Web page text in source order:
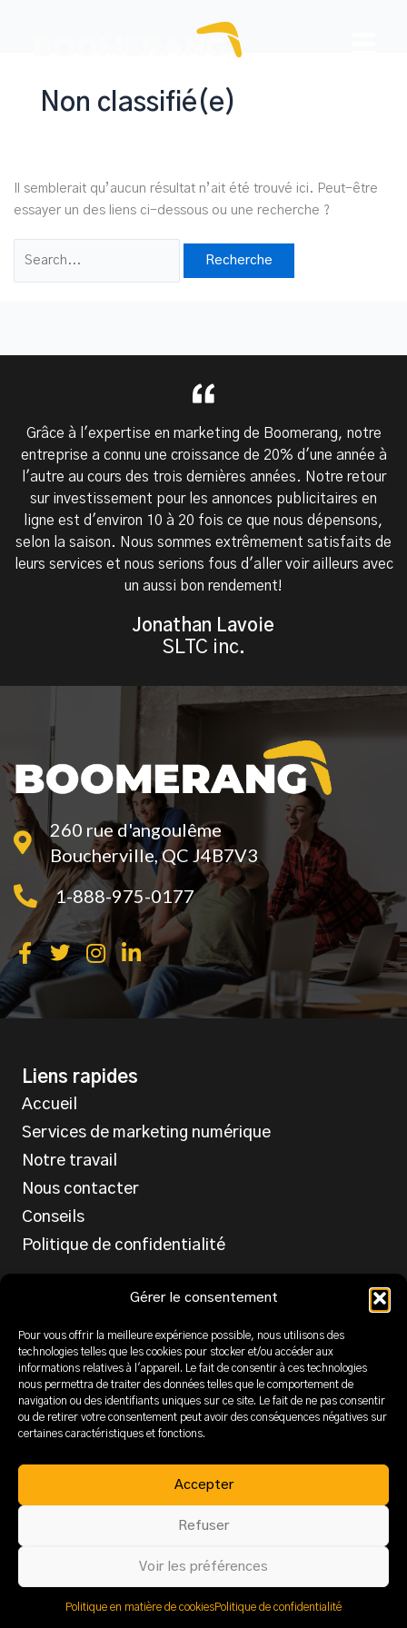
Gérer le consentement
Pour vous offrir la meilleure expérience possible, nous utilisons des
technologies telles que les cookies pour stocker et/ou accéder aux
informations relatives à l'appareil. Le fait de consentir à ces technologies
nous permettra de traiter des données telles que le comportement de
navigation ou des identifiants uniques sur ce site. Le fait de ne pas consentir
ou de retirer votre consentement peut avoir des conséquences négatives sur
certaines caractéristiques et fonctions.
Accepter
Refuser
Voir les préférences
Politique en matière de cookiesPolitique de confidentialité
Non classifié(e)
Il semblerait qu’aucun résultat n’ait été trouvé ici. Peut-être
essayer un des liens ci-dessous ou une recherche ?
Grâce à l'expertise en marketing de Boomerang, notre
entreprise a connu une croissance de 20% d'une année à
l'autre au cours des trois dernières années. Notre retour
sur investissement pour les annonces publicitaires en
ligne est d'environ 10 à 20 fois ce que nous dépensons,
selon la saison. Nous sommes extrêmement satisfaits de
leurs services et nous serions fous d'aller voir ailleurs avec
un aussi bon rendement!
Jonathan Lavoie
SLTC inc.
260 rue d'angoulême
Boucherville, QC J4B7V3
1-888-975-0177
Liens rapides
Accueil
Services de marketing numérique
Notre travail
Nous contacter
Conseils
Politique de confidentialité
Conception et Programmation
SEO
PPC
Email & SMS
Médias Sociaux
Marketing Numérique
PCAN – Programme canadien d’adoption du
© 2026 Boomerang.click - Tous droits réservés.